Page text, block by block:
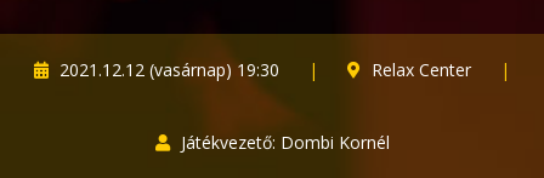
2021.12.12 (vasárnap) 19:30 | Relax Center |
Játékvezető: Dombi Kornél